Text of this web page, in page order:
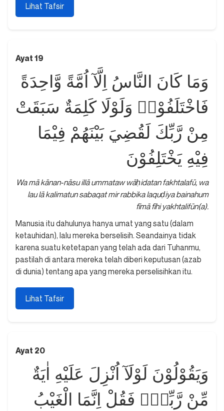
Lihat Tafsir
Ayat 19
وَمَا كَانَ النَّاسُ اِلَّآ اُمَّةً وَّاحِدَةً
فَاخْتَلَفُوْاۗ وَلَوْلَا كَلِمَةٌ سَبَقَتْ
مِنْ رَّبِّكَ لَقُضِيَ بَيْنَهُمْ فِيْمَا
فِيْهِ يَخْتَلِفُوْنَ
Wa mā kānan-nāsu illā ummataw wāḥidatan fakhtalafū, wa
lau lā kalimatun sabaqat mir rabbika laquḍiya bainahum
fīmā fīhi yakhtalifūn(a).
Manusia itu dahulunya hanya umat yang satu (dalam
ketauhidan), lalu mereka berselisih. Seandainya tidak
karena suatu ketetapan yang telah ada dari Tuhanmu,
pastilah di antara mereka telah diberi keputusan (azab
di dunia) tentang apa yang mereka perselisihkan itu.
Lihat Tafsir
Ayat 20
وَيَقُوْلُوْنَ لَوْلَآ اُنْزِلَ عَلَيْهِ اٰيَةٌ
مِّنْ رَّبِّهٖۚ فَقُلْ اِنَّمَا الْغَيْبُ